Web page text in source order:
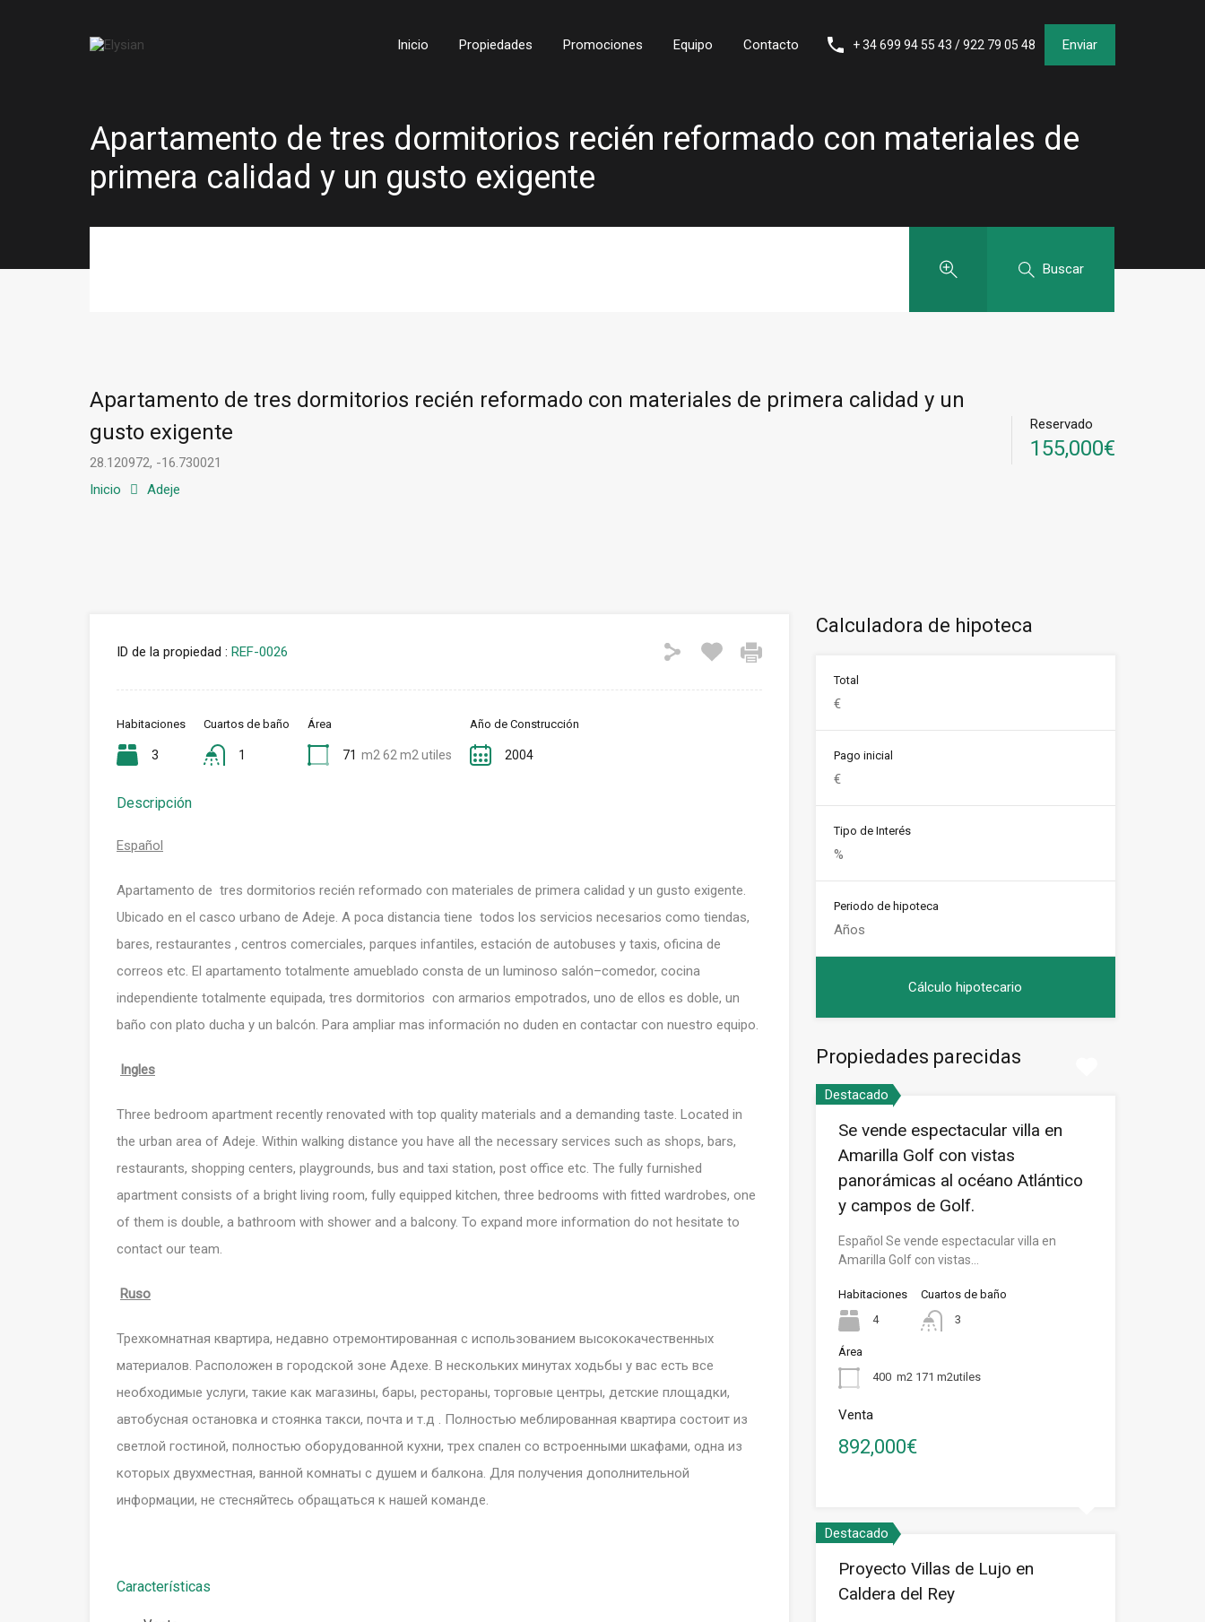
Inicio Propiedades Promociones Equipo Contacto + 34 699 94 55 43 / 922 79 05 48 Enviar
Apartamento de tres dormitorios recién reformado con materiales de
primera calidad y un gusto exigente
Buscar
Apartamento de tres dormitorios recién reformado con materiales de primera calidad y un
gusto exigente
28.120972, -16.730021
Inicio
Adeje
Reservado
155,000€
ID de la propiedad : REF-0026
Habitaciones
3
Cuartos de baño
1
Área
71 m2 62 m2 utiles
Año de Construcción
2004
Descripción
Español
Apartamento de tres dormitorios recién reformado con materiales de primera calidad y un gusto exigente.
Ubicado en el casco urbano de Adeje. A poca distancia tiene todos los servicios necesarios como tiendas,
bares, restaurantes , centros comerciales, parques infantiles, estación de autobuses y taxis, oficina de
correos etc. El apartamento totalmente amueblado consta de un luminoso salón–comedor, cocina
independiente totalmente equipada, tres dormitorios con armarios empotrados, uno de ellos es doble, un
baño con plato ducha y un balcón. Para ampliar mas información no duden en contactar con nuestro equipo.
Ingles
Three bedroom apartment recently renovated with top quality materials and a demanding taste. Located in
the urban area of ​​Adeje. Within walking distance you have all the necessary services such as shops, bars,
restaurants, shopping centers, playgrounds, bus and taxi station, post office etc. The fully furnished
apartment consists of a bright living room, fully equipped kitchen, three bedrooms with fitted wardrobes, one
of them is double, a bathroom with shower and a balcony. To expand more information do not hesitate to
contact our team.
Ruso
Трехкомнатная квартира, недавно отремонтированная с использованием высококачественных
материалов. Расположен в городской зоне Адехе. В нескольких минутах ходьбы у вас есть все
необходимые услуги, такие как магазины, бары, рестораны, торговые центры, детские площадки,
автобусная остановка и стоянка такси, почта и т.д . Полностью меблированная квартира состоит из
светлой гостиной, полностью оборудованной кухни, трех спален со встроенными шкафами, одна из
которых двухместная, ванной комнаты с душем и балкона. Для получения дополнительной
информации, не стесняйтесь обращаться к нашей команде.
Características
Calculadora de hipoteca
Total
Pago inicial
Tipo de Interés
Periodo de hipoteca
Propiedades parecidas
Destacado
Se vende espectacular villa en
Amarilla Golf con vistas
panorámicas al océano Atlántico
y campos de Golf.
Español Se vende espectacular villa en
Amarilla Golf con vistas…
Habitaciones
4
Cuartos de baño
3
Área
400 m2 171 m2utiles
Venta
892,000€
Destacado
Proyecto Villas de Lujo en
Caldera del Rey